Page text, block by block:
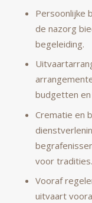
Persoonlijke
de nazorg
begeleiding.
budgetten en
Crematie en
voor tradities.
Vooraf
uitvaart